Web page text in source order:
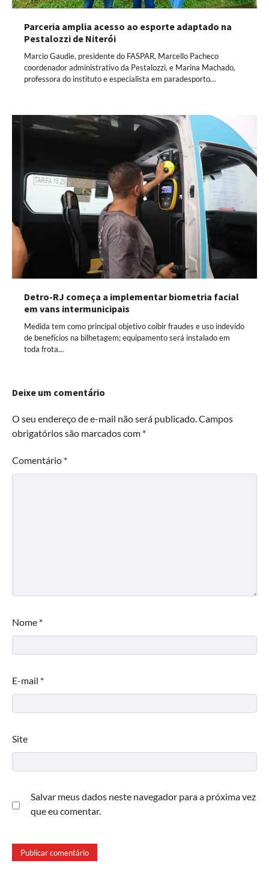
Parceria amplia acesso ao esporte adaptado na
Pestalozzi de Niterói
Marcio Gaudie, presidente do FASPAR, Marcello Pacheco
coordenador administrativo da Pestalozzi, e Marina Machado,
professora do instituto e especialista em paradesporto…
Detro-RJ começa a implementar biometria facial
em vans intermunicipais
Medida tem como principal objetivo coibir fraudes e uso indevido
de benefícios na bilhetagem; equipamento será instalado em
toda frota…
Deixe um comentário
O seu endereço de e-mail não será publicado.Campos
obrigatórios são marcados com *
Comentário *
Nome *
E-mail *
Site
Salvar meus dados neste navegador para a próxima vez
que eu comentar.